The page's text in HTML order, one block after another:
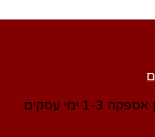
1-3 ימי עסקים